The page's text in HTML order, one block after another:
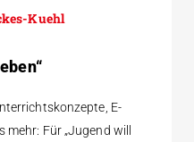
Kuehl
E-
mehr: Für „Jugend will